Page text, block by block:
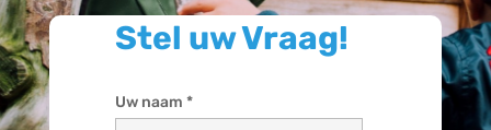
Stel uw Vraag!
Uw naam *